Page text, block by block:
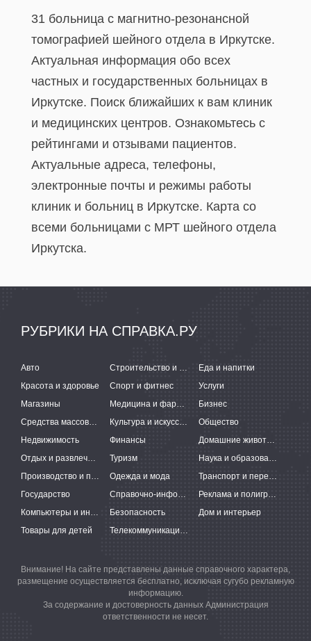
31 больница с магнитно-резонансной
томографией шейного отдела в Иркутске.
Актуальная информация обо всех
частных и государственных больницах в
Иркутске. Поиск ближайших к вам клиник
и медицинских центров. Ознакомьтесь с
рейтингами и отзывами пациентов.
Актуальные адреса, телефоны,
электронные почты и режимы работы
клиник и больниц в Иркутске. Карта со
всеми больницами с МРТ шейного отдела
Иркутска.
РУБРИКИ НА СПРАВКА.РУ
Авто Строительство и ремонт
Еда и напитки
Красота и здоровье
Спорт и фитнес
Услуги
Магазины
Медицина и фармацевтика
Бизнес
Средства массовой информации
Культура и искусство
Общество
Недвижимость
Финансы
Домашние животные
Отдых и развлечения
Туризм
Наука и образование
Производство и поставки
Одежда и мода
Транспорт и перевозки
Государство
Справочно-информационные системы
Реклама и полиграфия
Компьютеры и интернет
Безопасность
Дом и интерьер
Товары для детей
Телекоммуникации и связь
Внимание! На сайте представлены данные справочного характера,
размещение осуществляется бесплатно, исключая сугубо рекламную
информацию.
За содержание и достоверность данных Администрация
ответственности не несет.